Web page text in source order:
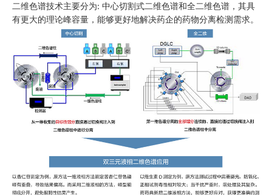
点击放大
与传统紫外检测器的区别
药物分子的结构骨架决定其物理光学性质， 不同药物化合物分子千差万
别，其性质也会 有所不同，要准确分析则需要采取不同的方 法。如传
统的紫外检测器，只能鉴定有紫外 吸收的化合物。而CAD 作为一种全
新的质量 型检测器，对所有非/ 半挥发性化合物均有 相应。
二维色谱技术主要分为: 中心切割式二维色谱和全二维色谱，其具
有更大的理论峰容量，能够更好地解决药企的药物分离检测需求。